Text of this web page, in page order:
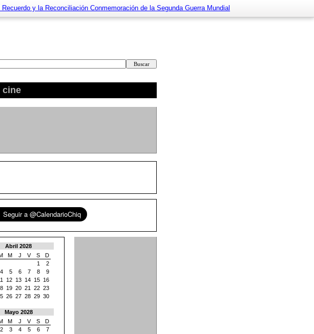
cine
Recuerdo y la Reconciliación Conmemoración de la Segunda Guerra Mundial
Abril 2028
M J V S
D
1
2
4 5 6 7 8
9
12 13 14 15 16
19 20 21 22 23
26 27 28 29 30
Mayo 2028
M J V S
D
2 3 4 5 6
7